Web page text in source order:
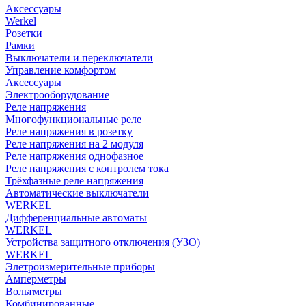
Аксессуары
Werkel
Розетки
Рамки
Выключатели и переключатели
Управление комфортом
Аксессуары
Электрооборудование
Реле напряжения
Многофункциональные реле
Реле напряжения в розетку
Реле напряжения на 2 модуля
Реле напряжения однофазное
Реле напряжения с контролем тока
Трёхфазные реле напряжения
Автоматические выключатели
WERKEL
Дифференциальные автоматы
WERKEL
Устройства защитного отключения (УЗО)
WERKEL
Элетроизмерительные приборы
Амперметры
Вольтметры
Комбинированные